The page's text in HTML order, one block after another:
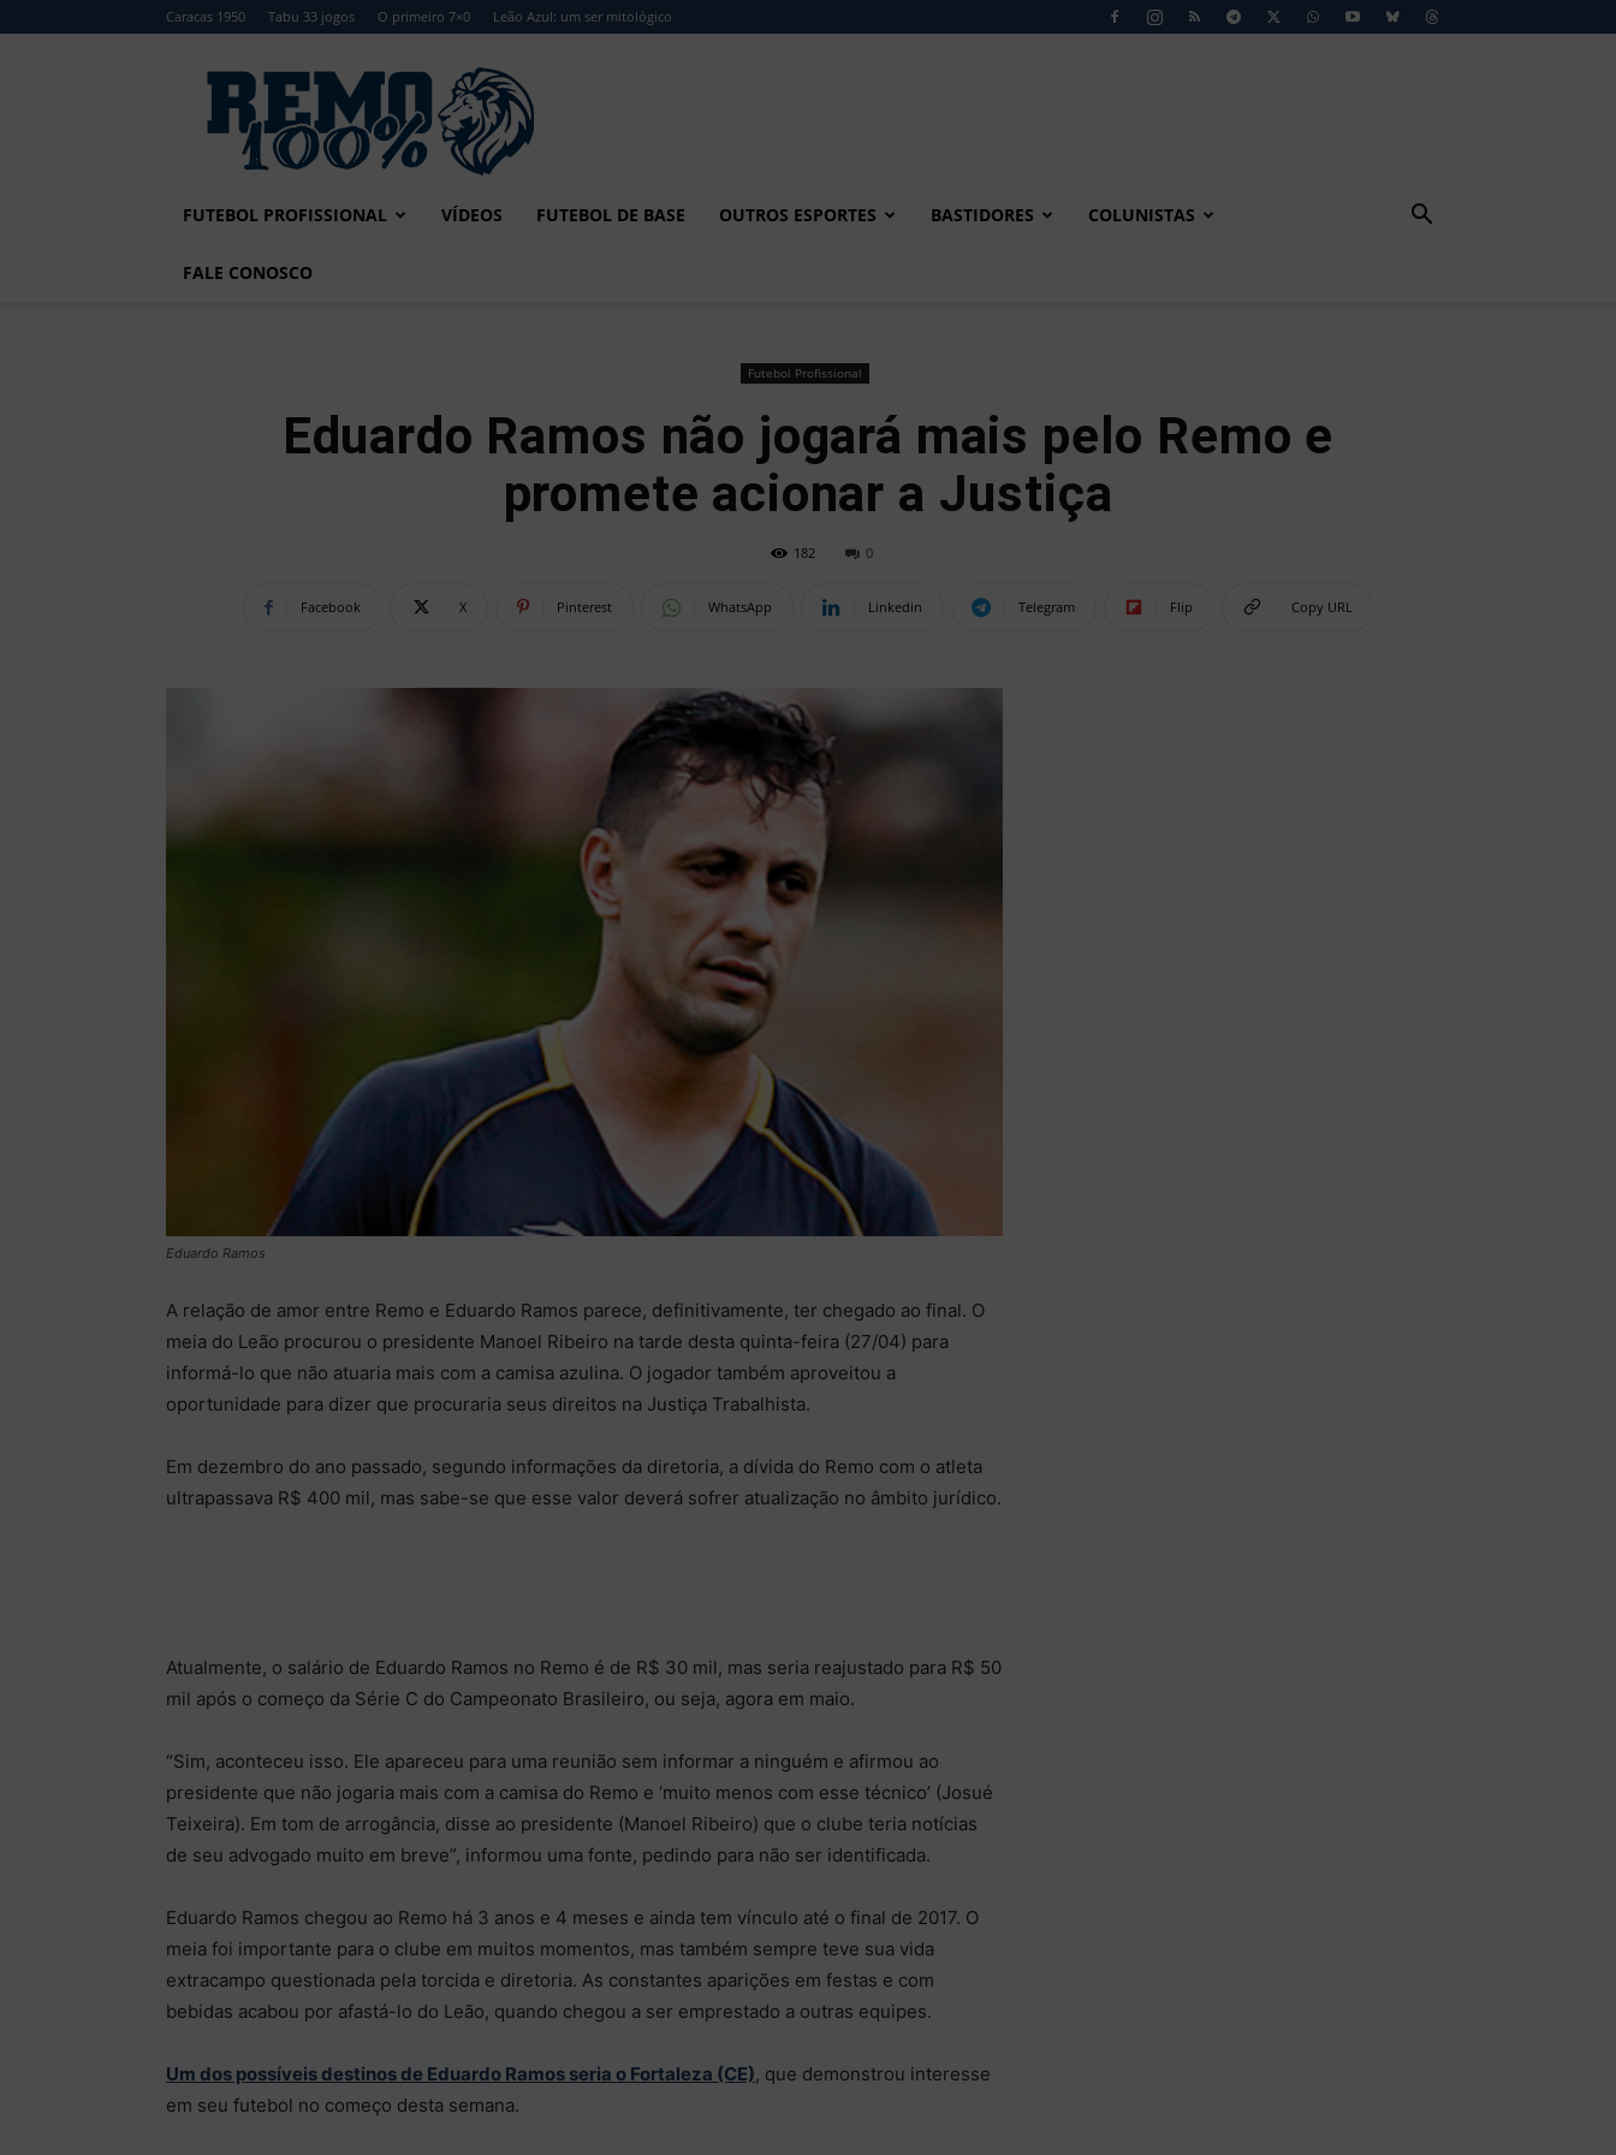
Caracas 1950 Tabu 33 jogos O primeiro 7×0 Leão Azul: um ser mitológico
Remo
FUTEBOL PROFISSIONAL VÍDEOS FUTEBOL DE BASE OUTROS ESPORTES BASTIDORES COLUNISTAS
FALE CONOSCO
Futebol Profissional
Eduardo Ramos não jogará mais pelo Remo e
promete acionar a Justiça
182 0
Facebook X Pinterest WhatsApp Linkedin Telegram Flip Copy URL
Eduardo Ramos
A relação de amor entre Remo e Eduardo Ramos parece, definitivamente, ter chegado ao final. O
meia do Leão procurou o presidente Manoel Ribeiro na tarde desta quinta-feira (27/04) para
informá-lo que não atuaria mais com a camisa azulina. O jogador também aproveitou a
oportunidade para dizer que procuraria seus direitos na Justiça Trabalhista.
Em dezembro do ano passado, segundo informações da diretoria, a dívida do Remo com o atleta
ultrapassava R$ 400 mil, mas sabe-se que esse valor deverá sofrer atualização no âmbito jurídico.
Atualmente, o salário de Eduardo Ramos no Remo é de R$ 30 mil, mas seria reajustado para R$ 50
mil após o começo da Série C do Campeonato Brasileiro, ou seja, agora em maio.
“Sim, aconteceu isso. Ele apareceu para uma reunião sem informar a ninguém e afirmou ao
presidente que não jogaria mais com a camisa do Remo e ‘muito menos com esse técnico’ (Josué
Teixeira). Em tom de arrogância, disse ao presidente (Manoel Ribeiro) que o clube teria notícias
de seu advogado muito em breve”, informou uma fonte, pedindo para não ser identificada.
Eduardo Ramos chegou ao Remo há 3 anos e 4 meses e ainda tem vínculo até o final de 2017. O
meia foi importante para o clube em muitos momentos, mas também sempre teve sua vida
extracampo questionada pela torcida e diretoria. As constantes aparições em festas e com
bebidas acabou por afastá-lo do Leão, quando chegou a ser emprestado a outras equipes.
Um dos possíveis destinos de Eduardo Ramos seria o Fortaleza (CE), que demonstrou interesse
em seu futebol no começo desta semana.